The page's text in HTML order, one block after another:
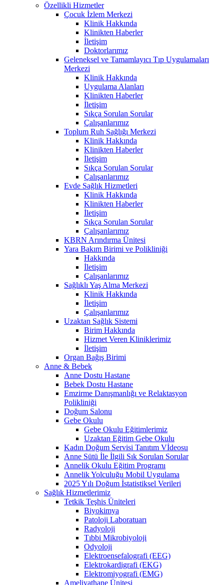
Özellikli Hizmetler
Çocuk İzlem Merkezi
Klinik Hakkında
Klinikten Haberler
İletişim
Doktorlarımız
Geleneksel ve Tamamlayıcı Tıp Uygulamaları
Merkezi
Klinik Hakkında
Uygulama Alanları
Klinikten Haberler
İletişim
Sıkça Sorulan Sorular
Çalışanlarımız
Toplum Ruh Sağlığı Merkezi
Klinik Hakkında
Klinikten Haberler
İletişim
Sıkça Sorulan Sorular
Çalışanlarımız
Evde Sağlık Hizmetleri
Klinik Hakkında
Klinikten Haberler
İletişim
Sıkça Sorulan Sorular
Çalışanlarımız
KBRN Arındırma Ünitesi
Yara Bakım Birimi ve Polikliniği
Hakkında
İletişim
Çalışanlarımız
Sağlıklı Yaş Alma Merkezi
Klinik Hakkında
İletişim
Çalışanlarımız
Uzaktan Sağlık Sistemi
Birim Hakkında
Hizmet Veren Kliniklerimiz
İletişim
Organ Bağış Birimi
Anne & Bebek
Anne Dostu Hastane
Bebek Dostu Hastane
Emzirme Danışmanlığı ve Relaktasyon
Polikliniği
Doğum Salonu
Gebe Okulu
Gebe Okulu Eğitimlerimiz
Uzaktan Eğitim Gebe Okulu
Kadın Doğum Servisi Tanıtım Vİdeosu
Anne Sütü İle İlgili Sık Sorulan Sorular
Annelik Okulu Eğitim Programı
Annelik Yolculuğu Mobil Uygulama
2025 Yılı Doğum İstatistiksel Verileri
Sağlık Hizmetlerimiz
Tetkik Teşhis Üniteleri
Biyokimya
Patoloji Laboratuarı
Radyoloji
Tıbbi Mikrobiyoloji
Odyoloji
Elektroensefalografi (EEG)
Elektrokardigrafi (EKG)
Elektromiyografi (EMG)
Ameliyathane Ünitesi